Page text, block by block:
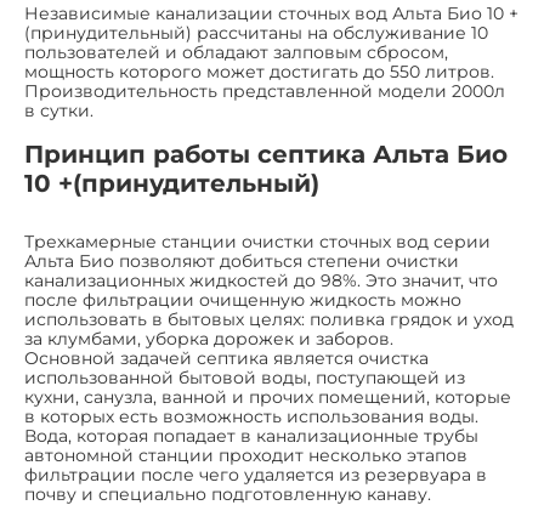
Независимые канализации сточных вод Альта Био 10 +
(принудительный) рассчитаны на обслуживание 10
пользователей и обладают залповым сбросом,
мощность которого может достигать до 550 литров.
Производительность представленной модели 2000л
в сутки.
Принцип работы септика Альта Био
10 +(принудительный)
Трехкамерные станции очистки сточных вод серии
Альта Био позволяют добиться степени очистки
канализационных жидкостей до 98%. Это значит, что
после фильтрации очищенную жидкость можно
использовать в бытовых целях: поливка грядок и уход
за клумбами, уборка дорожек и заборов.
Основной задачей септика является очистка
использованной бытовой воды, поступающей из
кухни, санузла, ванной и прочих помещений, которые
в которых есть возможность использования воды.
Вода, которая попадает в канализационные трубы
автономной станции проходит несколько этапов
фильтрации после чего удаляется из резервуара в
почву и специально подготовленную канаву.